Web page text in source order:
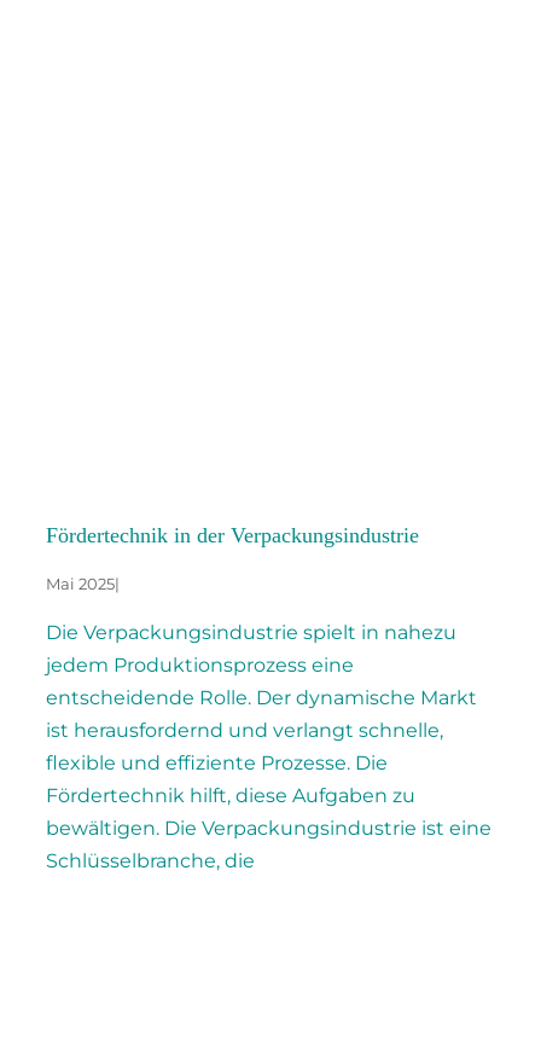
Fördertechnik in der Verpackungsindustrie
Mai 2025|
Die Verpackungsindustrie spielt in nahezu
jedem Produktionsprozess eine
entscheidende Rolle. Der dynamische Markt
ist herausfordernd und verlangt schnelle,
flexible und effiziente Prozesse. Die
Fördertechnik hilft, diese Aufgaben zu
bewältigen. Die Verpackungsindustrie ist eine
Schlüsselbranche, die